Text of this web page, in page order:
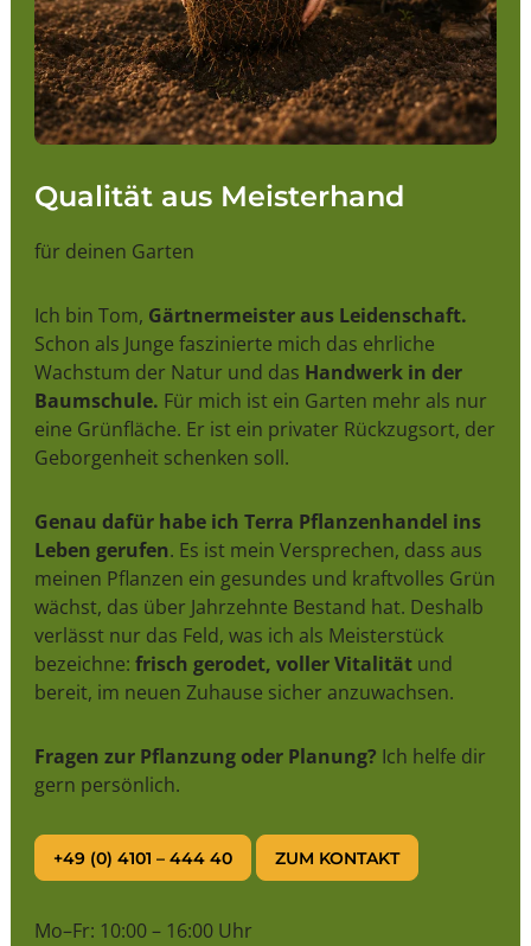
Qualität aus Meisterhand
für deinen Garten
Ich bin Tom, Gärtnermeister aus Leidenschaft.
Schon als Junge faszinierte mich das ehrliche
Wachstum der Natur und das Handwerk in der
Baumschule. Für mich ist ein Garten mehr als nur
eine Grünfläche. Er ist ein privater Rückzugsort, der
Geborgenheit schenken soll.
Genau dafür habe ich Terra Pflanzenhandel ins
Leben gerufen. Es ist mein Versprechen, dass aus
meinen Pflanzen ein gesundes und kraftvolles Grün
wächst, das über Jahrzehnte Bestand hat. Deshalb
verlässt nur das Feld, was ich als Meisterstück
bezeichne: frisch gerodet, voller Vitalitätund
bereit, im neuen Zuhause sicher anzuwachsen.
Fragen zur Pflanzung oder Planung? Ich helfe dir
gern persönlich.
+49 (0) 4101 – 444 40 ZUM KONTAKT
Mo–Fr: 10:00 – 16:00 Uhr